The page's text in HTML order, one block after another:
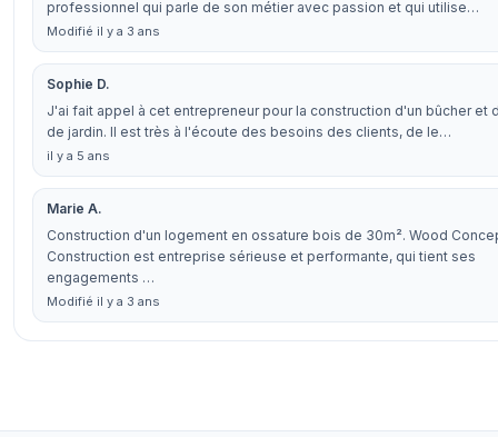
professionnel qui parle de son métier avec passion et qui utilise…
Modifié il y a 3 ans
Sophie D.
J'ai fait appel à cet entrepreneur pour la construction d'un bûcher et
de jardin. Il est très à l'écoute des besoins des clients, de le…
il y a 5 ans
Marie A.
Construction d'un logement en ossature bois de 30m². Wood
Construction est entreprise sérieuse et performante, qui tient ses
engagements …
Modifié il y a 3 ans